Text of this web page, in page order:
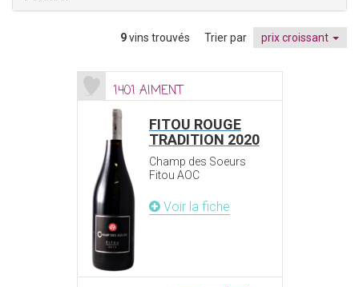
9vins trouvés Trier par prix croissant
1401 AIMENT
FITOU ROUGE
TRADITION 2020
Champ des Soeurs
Fitou AOC
Voir la fiche